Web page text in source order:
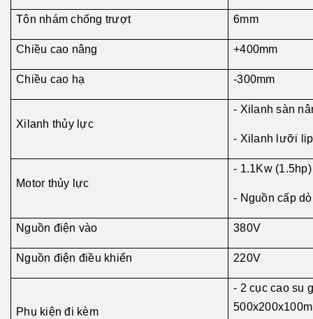
Tôn nhám chống trượt 6mm
Chiều cao nâng +400mm
Chiều cao hạ -300mm
Xilanh thủy lực
- Xilanh sàn
- Xilanh lưỡi
Motor thủy lực
- 1.1Kw
- Nguồn cấp
Nguồn điện vào 380V
Nguồn điện điều khiển 220V
Phụ kiện đi kèm
- 2 cục cao su